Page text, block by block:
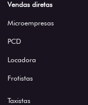
Vendas diretas
Microempresas
PCD
Locadora
Frotistas
Taxistas